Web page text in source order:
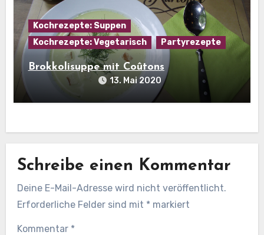
Kochrezepte: Suppen
Kochrezepte: Vegetarisch
Partyrezepte
Brokkolisuppe mit Coûtons
13. Mai 2020
Schreibe einen Kommentar
Deine E-Mail-Adresse wird nicht veröffentlicht.
Erforderliche Felder sind mit * markiert
Kommentar *